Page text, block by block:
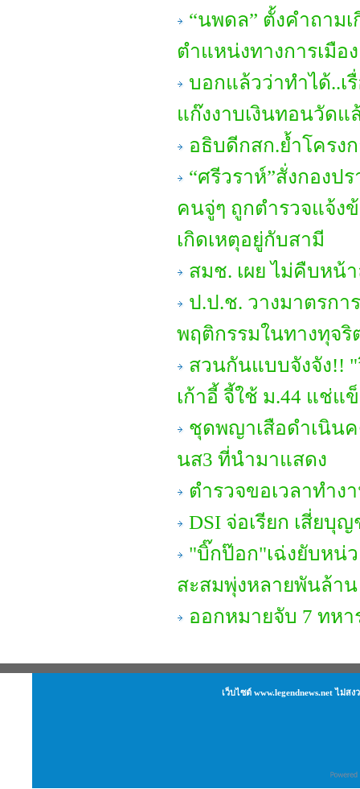
“นพดล” ตั้งคำถาม
ตำแหน่งทางการเมือ
บอกแล้วว่าทำได้..เ
แก๊งงาบเงินทอนวัด
อธิบดีกสก.ย้ำโครง
“ศรีวราห์”สั่งกองป
คนจู่ๆ ถูกตำรวจแจ้ง
เกิดเหตุอยู่กับสามี
สมช. เผย ไม่คืบหน้
ป.ป.ช. วางมาตรกา
พฤติกรรมในทางทุจริ
สวนกันแบบจังจัง!!
เก้าอี้ จี้ใช้ ม.44 แช่แ
ชุดพญาเสือดำเนินค
นส3 ที่นำมาแสดง
ตำรวจขอเวลาทำ
DSI จ่อเรียก เสี่ยบุ
"บิ๊กป๊อก"เฉ่งยับหน่
สะสมพุ่งหลายพันล้า
ออกหมายจับ 7 ทห
เว็บไซต์ www.legendnews.net ไม่